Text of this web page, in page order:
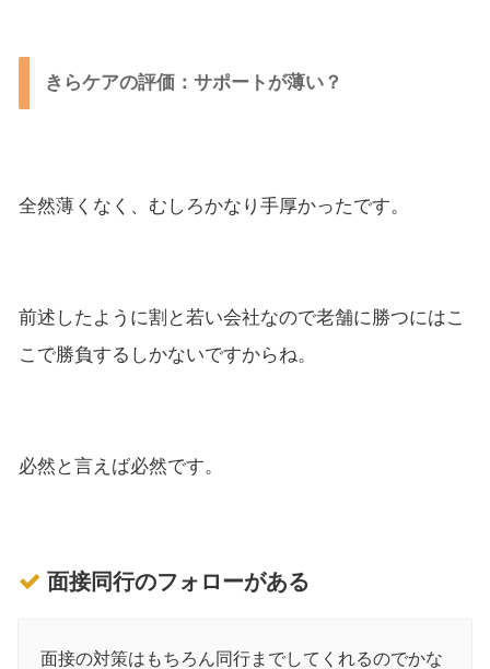
きらケアの評価：サポートが薄い？
全然薄くなく、むしろかなり手厚かったです。
前述したように割と若い会社なので老舗に勝つにはこ
こで勝負するしかないですからね。
必然と言えば必然です。
面接同行のフォローがある
面接の対策はもちろん同行までしてくれるのでかな